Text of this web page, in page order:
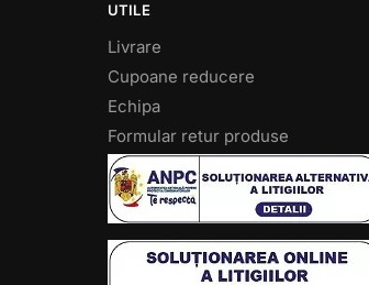
UTILE
Livrare
Cupoane reducere
Echipa
Formular retur produse